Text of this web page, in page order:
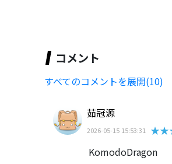
コメント
すべてのコメントを展開(10)
茹冠源
2026-05-15 15:53:31
KomodoDragon